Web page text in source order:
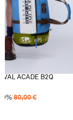
ACADE B2Q
% 80,00€